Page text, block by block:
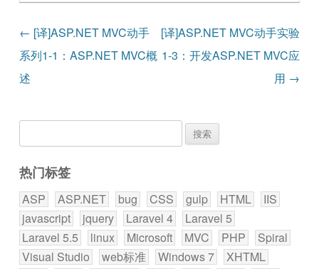
文章导航
← [译]ASP.NET MVC动手
系列1-1：ASP.NET MVC概
述
[译]ASP.NET MVC动手实验
1-3：开发ASP.NET MVC应
用 →
索：
热门标签
ASP ASP.NET bug CSS gulp HTML
IIS
javascript
jquery Laravel 4
Laravel 5
Laravel 5.5
linux Microsoft MVC PHP
Spiral
Visual Studio
web标准 Windows 7
XHTML